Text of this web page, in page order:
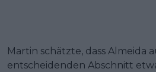
Martin schätzte, dass Almeida
entscheidenden Abschnitt